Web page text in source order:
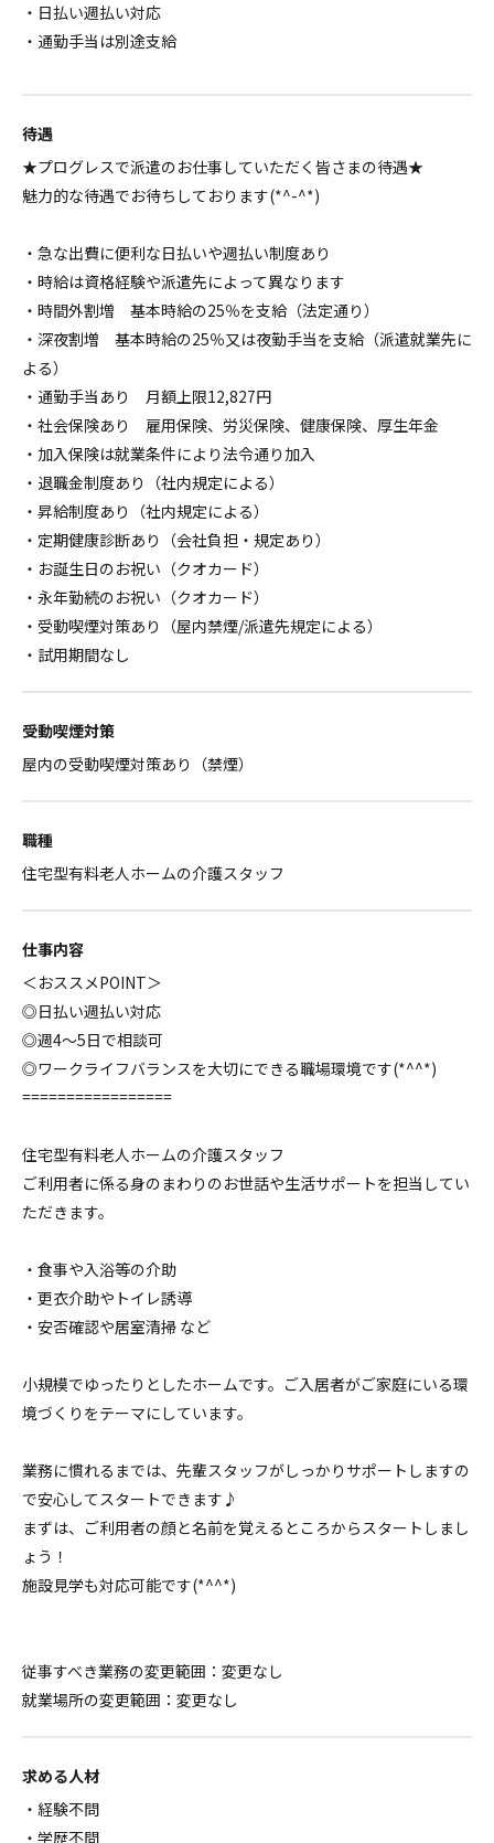
・日払い週払い対応
・通勤手当は別途支給
待遇
★プログレスで派遣のお仕事していただく皆さまの待遇★
魅力的な待遇でお待ちしております(*^-^*)
・急な出費に便利な日払いや週払い制度あり
・時給は資格経験や派遣先によって異なります
・時間外割増 基本時給の25％を支給（法定通り）
・深夜割増 基本時給の25％又は夜勤手当を支給（派遣就業先に
よる）
・通勤手当あり 月額上限12,827円
・社会保険あり 雇用保険、労災保険、健康保険、厚生年金
・加入保険は就業条件により法令通り加入
・退職金制度あり（社内規定による）
・昇給制度あり（社内規定による）
・定期健康診断あり（会社負担・規定あり）
・お誕生日のお祝い（クオカード）
・永年勤続のお祝い（クオカード）
・受動喫煙対策あり（屋内禁煙/派遣先規定による）
・試用期間なし
受動喫煙対策
屋内の受動喫煙対策あり（禁煙）
職種
住宅型有料老人ホームの介護スタッフ
仕事内容
＜おススメPOINT＞
◎日払い週払い対応
◎週4～5日で相談可
◎ワークライフバランスを大切にできる職場環境です(*^^*)
=================
住宅型有料老人ホームの介護スタッフ
ご利用者に係る身のまわりのお世話や生活サポートを担当してい
ただきます。
・食事や入浴等の介助
・更衣介助やトイレ誘導
・安否確認や居室清掃 など
小規模でゆったりとしたホームです。ご入居者がご家庭にいる環
境づくりをテーマにしています。
業務に慣れるまでは、先輩スタッフがしっかりサポートしますの
で安心してスタートできます♪
まずは、ご利用者の顔と名前を覚えるところからスタートしまし
ょう！
施設見学も対応可能です(*^^*)
従事すべき業務の変更範囲：変更なし
就業場所の変更範囲：変更なし
求める人材
・経験不問
・学歴不問